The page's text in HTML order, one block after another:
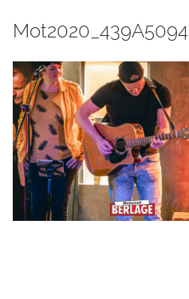
Mot2020_439A5094